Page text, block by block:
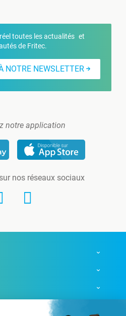
toutes les actualités et
de Fritec.
NOTRE NEWSLETTER
notre application
nos réseaux sociaux